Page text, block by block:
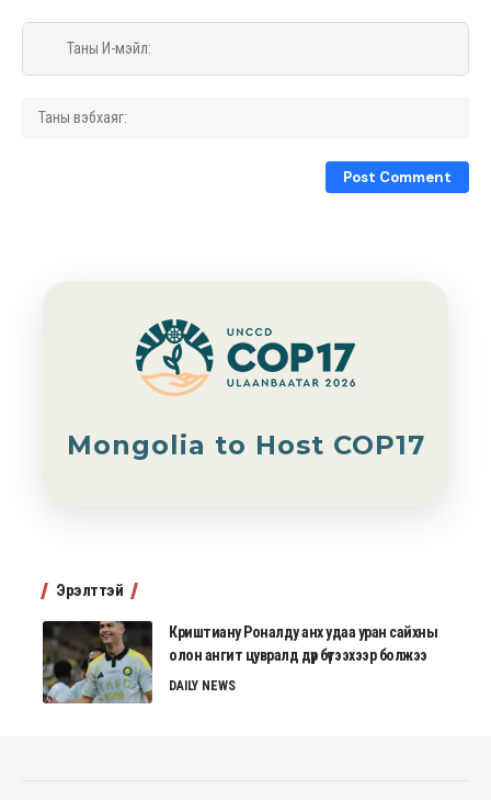
Mongolia to Host COP17
Эрэлттэй
Криштиану Роналду анх удаа уран сайхны
олон ангит цувралд дүр бүтээхээр болжээ
DAILY NEWS